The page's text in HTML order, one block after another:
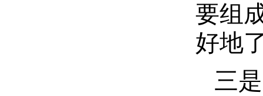
要组
好地
三